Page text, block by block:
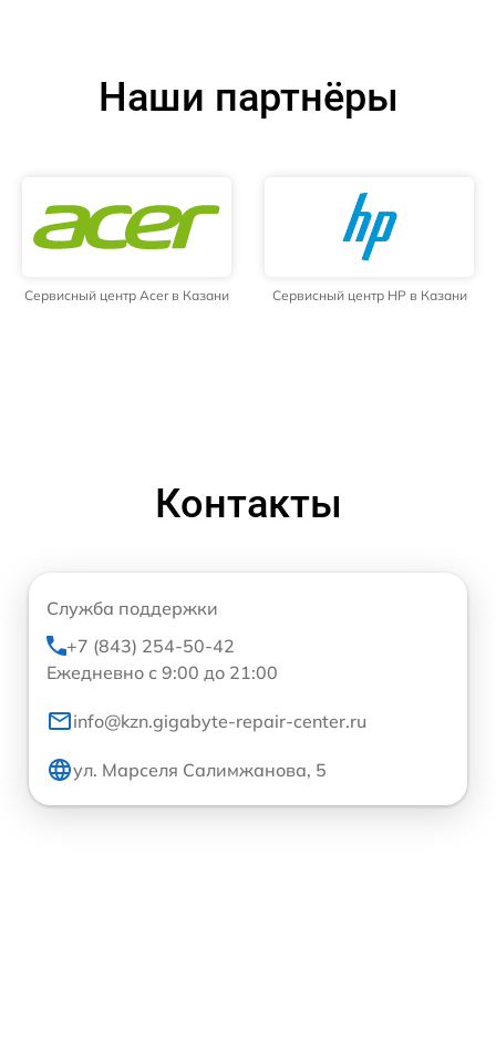
Наши партнёры
Сервисный центр Acer в Казани Сервисный центр HP в Казани
Контакты
Служба поддержки
+7 (843) 254-50-42
Ежедневно с 9:00 до 21:00
info@kzn.gigabyte-repair-center.ru
ул. Марселя Салимжанова, 5